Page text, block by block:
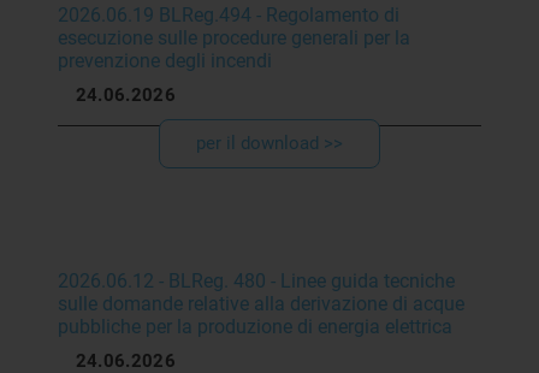
2026.06.19 BLReg.494 - Regolamento di
esecuzione sulle procedure generali per la
prevenzione degli incendi
24.06.2026
per il download >>
2026.06.12 - BLReg. 480 - Linee guida tecniche
sulle domande relative alla derivazione di acque
pubbliche per la produzione di energia elettrica
24.06.2026